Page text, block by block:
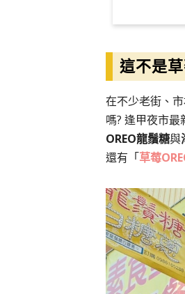
這不是
在不少老街、
嗎? 逢甲夜市
OREO龍鬚糖與
還有「草莓